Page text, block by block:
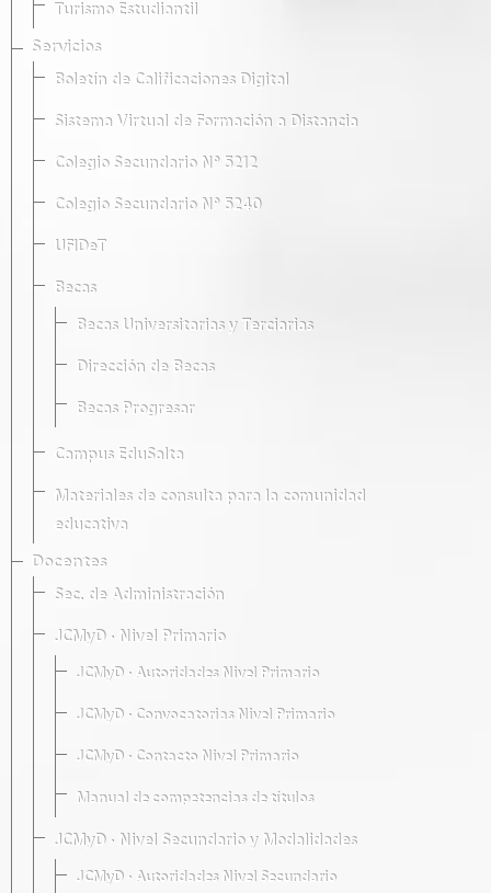
Turismo Estudiantil
Servicios
Boletín de Calificaciones Digital
Sistema Virtual de Formación a Distancia
Colegio Secundario Nº 5212
Colegio Secundario Nº 5240
UFIDeT
Becas
Becas Universitarias y Terciarias
Dirección de Becas
Becas Progresar
Campus EduSalta
Materiales de consulta para la comunidad
educativa
Docentes
Sec. de Administración
JCMyD · Nivel Primario
JCMyD · Autoridades Nivel Primario
JCMyD · Convocatorias Nivel Primario
JCMyD · Contacto Nivel Primario
Manual de competencias de títulos
JCMyD · Nivel Secundario y Modalidades
JCMyD · Autoridades Nivel Secundario